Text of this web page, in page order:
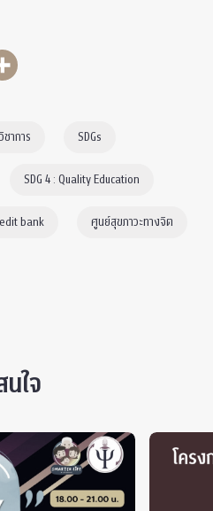
ชาการ SDGs
SDG 4 : Quality Education
bank ศูนย์สุขภาวะทางจิต
ใจ